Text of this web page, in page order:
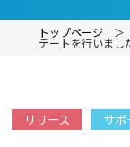
トップページ ＞
デートを行いまし
リリース サポ